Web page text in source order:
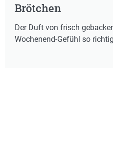
Brötchen
Der Duft von frisch
Wochenend-Gefühl so